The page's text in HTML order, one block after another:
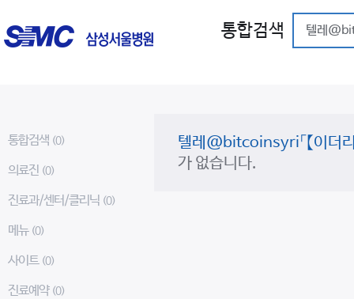
통합검색
통합검색 (0)
의료진 (0)
진료과/센터/클리닉 (0)
메뉴 (0)
사이트 (0)
진료예약 (0)
텔레@bitcoinsyri「【이더
가 없습니다.